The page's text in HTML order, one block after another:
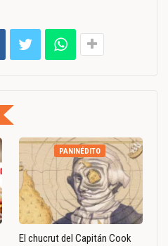
PANINÉDITO
El chucrut del Capitán Cook